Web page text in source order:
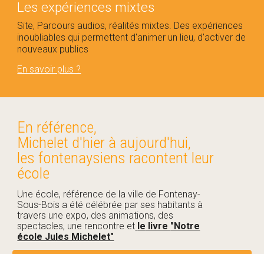
Les expériences mixtes
Site, Parcours audios, réalités mixtes. Des expériences
inoubliables qui permettent d'animer un lieu, d'activer de
nouveaux publics
En savoir plus ?
En référence,
Michelet d'hier à aujourd'hui,
les fontenaysiens racontent leur
école
Une école, référence de la ville de Fontenay-
Sous-Bois a été célébrée par ses habitants à
travers une expo, des animations, des
spectacles, une rencontre et le livre "Notre
école Jules Michelet"